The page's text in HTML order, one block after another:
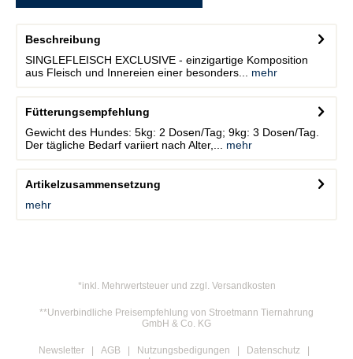
Beschreibung
SINGLEFLEISCH EXCLUSIVE - einzigartige Komposition
aus Fleisch und Innereien einer besonders...
mehr
Fütterungsempfehlung
Gewicht des Hundes: 5kg: 2 Dosen/Tag; 9kg: 3 Dosen/Tag.
Der tägliche Bedarf variiert nach Alter,...
mehr
Artikelzusammensetzung
mehr
*inkl. Mehrwertsteuer und zzgl. Versandkosten
**Unverbindliche Preisempfehlung von Stroetmann Tiernahrung
GmbH & Co. KG
Newsletter AGB Nutzungsbedigungen
Datenschutz